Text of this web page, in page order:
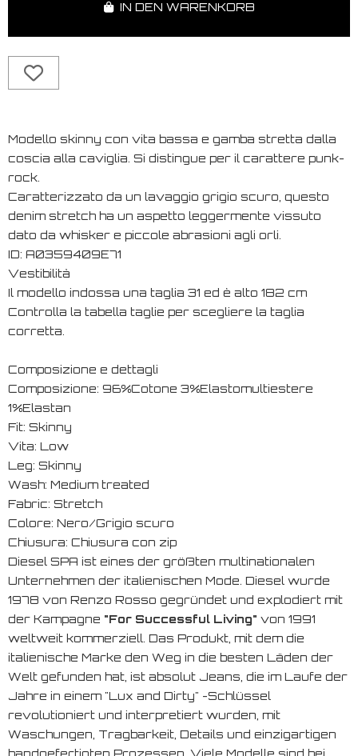
IN DEN WARENKORB
Modello skinny con vita bassa e gamba stretta dalla
coscia alla caviglia. Si distingue per il carattere punk-
rock.
Caratterizzato da un lavaggio grigio scuro, questo
denim stretch ha un aspetto leggermente vissuto
dato da whisker e piccole abrasioni agli orli.
ID: A0359409E71
Vestibilità
Il modello indossa una taglia 31 ed è alto 182 cm
Controlla la tabella taglie per scegliere la taglia
corretta.
Composizione e dettagli
Composizione: 96%Cotone 3%Elastomultiestere
1%Elastan
Fit: Skinny
Vita: Low
Leg: Skinny
Wash: Medium treated
Fabric: Stretch
Colore: Nero/Grigio scuro
Chiusura: Chiusura con zip
Diesel SPA ist eines der größten multinationalen
Unternehmen der italienischen Mode. Diesel wurde
1978 von Renzo Rosso gegründet und explodiert mit
der Kampagne "For Successful Living" von 1991
weltweit kommerziell. Das Produkt, mit dem die
italienische Marke den Weg in die besten Läden der
Welt gefunden hat, ist absolut Jeans, die im Laufe der
Jahre in einem "Lux and Dirty" -Schlüssel
revolutioniert und interpretiert wurden, mit
Waschungen, Tragbarkeit, Details und einzigartigen